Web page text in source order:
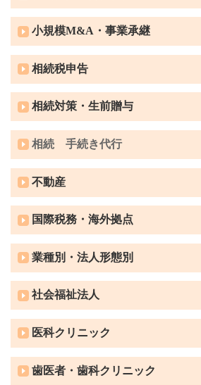
小規模M&A・事業承継
相続税申告
相続対策・生前贈与
相続 手続き代行
不動産
国際税務・海外拠点
業種別・法人形態別
社会福祉法人
医科クリニック
歯医者・歯科クリニック